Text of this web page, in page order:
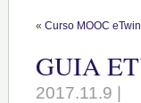
« Curso MOOC
GUIA
2017.11.9 |